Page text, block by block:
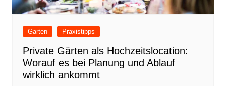
Garten Praxistipps
Private Gärten als Hochzeitslocation:
Worauf es bei Planung und Ablauf
wirklich ankommt